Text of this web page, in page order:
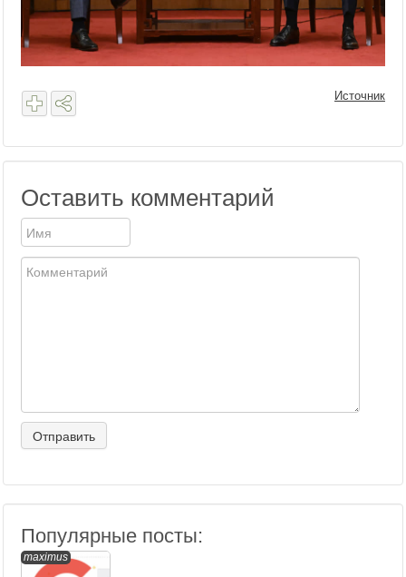
Источник
Оставить комментарий
Популярные посты:
maximus